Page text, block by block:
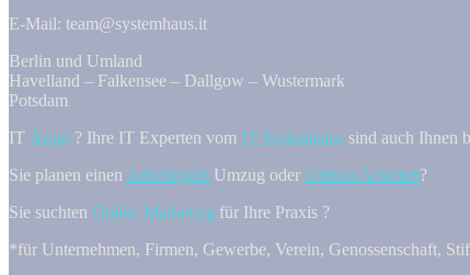
E-Mail: team@systemhaus.it
Berlin und Umland
Havelland – Falkensee – Dallgow – Wustermark
Potsdam
IT Ärger ? Ihre IT Experten vom IT-Systemhaus sind auch Ihnen
Sie planen einen Arbeitsplatz Umzug oder Umbau Arbeiten?
Sie suchten Online Marketing für Ihre Praxis ?
*für Unternehmen, Firmen, Gewerbe, Verein, Genossenschaft,